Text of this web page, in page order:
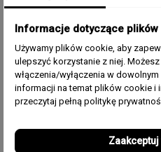
ZEGAREK MĘSKI SECTOR NO
LIMITS 230 R3223161012
1 550,00 zł
Informacje dotyczące
Używamy plików cookie, aby
ulepszyć korzystanie z niej.
włączenia/wyłączenia w
informacji na temat plików cookie i
przeczytaj pełną politykę
Zapisz się do bezpłatnego
Email
ZgodaAkceptuję regulamin i wyrażam
powyższych danych osobowych